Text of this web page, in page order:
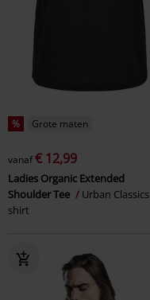
% Grote maten
vanaf€ 12,99
Ladies Organic Extended
Shoulder Tee
Urban Classics
shirt